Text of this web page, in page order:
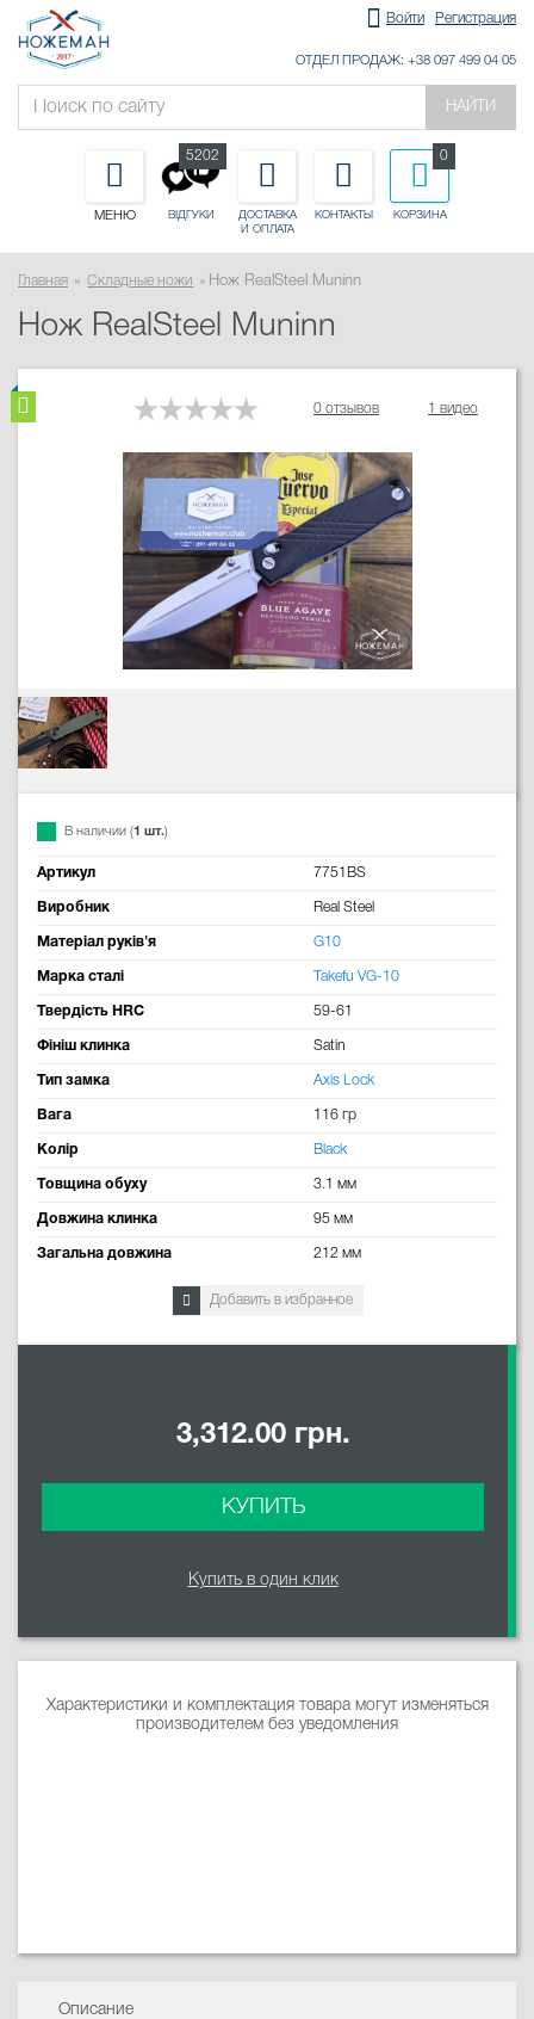
Войти Регистрация
ОТДЕЛ ПРОДАЖ: +38 097 499 04 05
НАЙТИ
МЕНЮ ВІДГУКИ
5202
ДОСТАВКА
И ОПЛАТА
КОНТАКТЫ КОРЗИНА
0
Главная Складные ножи Нож RealSteel Muninn
Нож RealSteel Muninn
0 отзывов 1 видео
В наличии (1 шт.)
Артикул 7751BS
Виробник Real Steel
Матеріал руків'я G10
Марка сталі Takefu VG-10
Твердість HRC 59-61
Фініш клинка Satin
Тип замка Axis Lock
Вага 116 гр
Колір Black
Товщина обуху 3.1 мм
Довжина клинка 95 мм
Загальна довжина 212 мм
Добавить в избранное
3,312.00 грн.
КУПИТЬ
Купить в один клик
Характеристики и комплектация товара могут изменяться
производителем без уведомления
Описание